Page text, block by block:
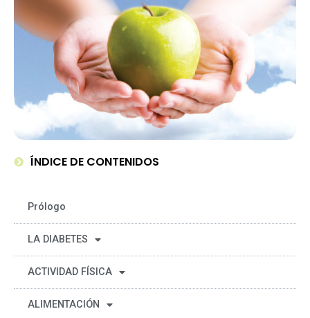
ÍNDICE DE CONTENIDOS
Prólogo
LA DIABETES
ACTIVIDAD FÍSICA
ALIMENTACIÓN